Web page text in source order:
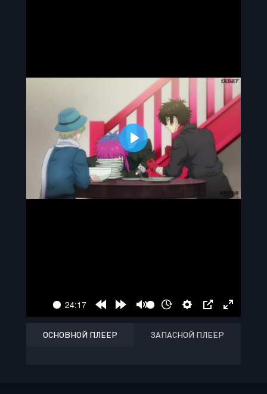
ОСНОВНОЙ ПЛЕЕР ЗАПАСНОЙ ПЛЕЕР